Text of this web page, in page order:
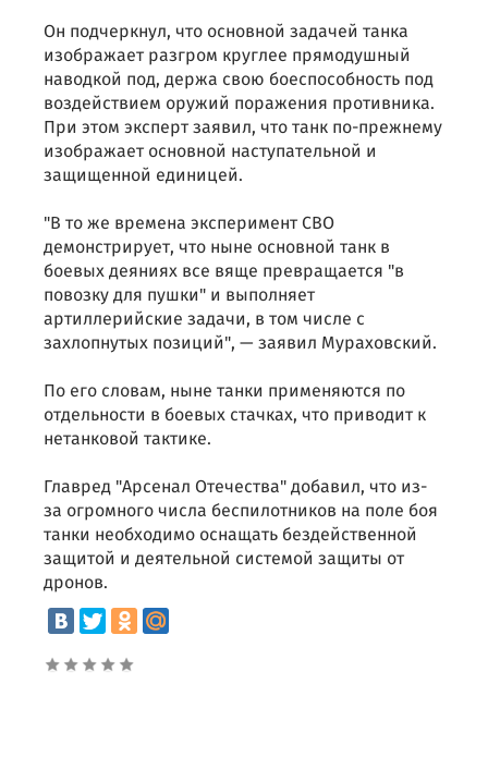
Он подчеркнул, что основной задачей танка
изображает разгром круглее прямодушный
наводкой под, держа свою боеспособность под
воздействием оружий поражения противника.
При этом эксперт заявил, что танк по-прежнему
изображает основной наступательной и
защищенной единицей.
"В то же времена эксперимент СВО
демонстрирует, что ныне основной танк в
боевых деяниях все вяще превращается "в
повозку для пушки" и выполняет
артиллерийские задачи, в том числе с
захлопнутых позиций", — заявил Мураховский.
По его словам, ныне танки применяются по
отдельности в боевых стачках, что приводит к
нетанковой тактике.
Главред "Арсенал Отечества" добавил, что из-
за огромного числа беспилотников на поле боя
танки необходимо оснащать бездейственной
защитой и деятельной системой защиты от
дронов.